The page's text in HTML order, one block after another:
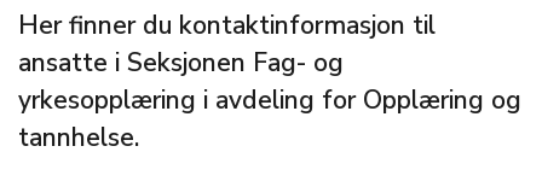
Her finner du kontaktinformasjon til
ansatte i Seksjonen Fag- og
yrkesopplæring i avdeling for Opplæring og
tannhelse.